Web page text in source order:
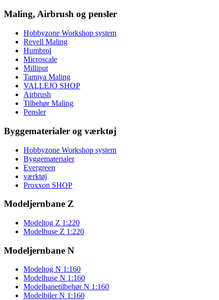
Maling, Airbrush og pensler
Hobbyzone Workshop system
Revell Maling
Humbrol
Microscale
Milliput
Tamiya Maling
VALLEJO SHOP
Airbrush
Tilbehør Maling
Pensler
Byggematerialer og værktøj
Hobbyzone Workshop system
Byggematerialer
Evergreen
værktøj
Proxxon SHOP
Modeljernbane Z
Modeltog Z 1:220
Modelhuse Z 1:220
Modeljernbane N
Modeltog N 1:160
Modelhuse N 1:160
Modelbanetilbehør N 1:160
Modelbiler N 1:160